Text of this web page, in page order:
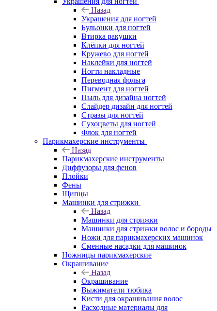
Назад
Украшения для ногтей
Бульонки для ногтей
Втирка ракушки
Клёпки для ногтей
Кружево для ногтей
Наклейки для ногтей
Ногти накладные
Переводная фольга
Пигмент для ногтей
Пыль для дизайна ногтей
Слайдер дизайн для ногтей
Стразы для ногтей
Сухоцветы для ногтей
Флок для ногтей
Парикмахерские инструменты
Назад
Парикмахерские инструменты
Диффузоры для фенов
Плойки
Фены
Щипцы
Машинки для стрижки
Назад
Машинки для стрижки
Машинки для стрижки волос и бороды
Ножи для парикмахерских машинок
Сменные насадки для машинок
Ножницы парикмахерские
Окрашивание
Назад
Окрашивание
Выжиматели тюбика
Кисти для окрашивания волос
Расходные материалы для